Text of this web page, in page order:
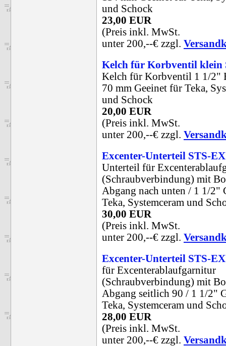
und Schock
23,00 EUR
(Preis inkl. MwSt.
unter 200,--€ zzgl.
Kelch für Korbventil klein
Kelch für Korbventil 1 1/2"
70 mm Geeinet für Teka,
und Schock
20,00 EUR
(Preis inkl. MwSt.
unter 200,--€ zzgl.
Excenter-Unterteil STS-
Unterteil für
(Schraubverbindung) mit
Abgang nach unten / 1 1/2"
Teka, Systemceram und
30,00 EUR
(Preis inkl. MwSt.
unter 200,--€ zzgl.
Excenter-Unterteil STS-
für Excenterablaufgarnitur
(Schraubverbindung) mit
Abgang seitlich 90 / 1 1/2"
Teka, Systemceram und
28,00 EUR
(Preis inkl. MwSt.
unter 200,--€ zzgl.